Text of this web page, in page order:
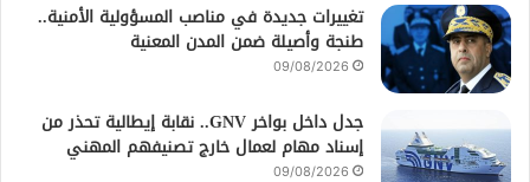
تغييرات جديدة في مناصب المسؤولية الأمنية..
طنجة وأصيلة ضمن المدن المعنية
09/08/2026
جدل داخل بواخر GNV.. نقابة إيطالية تحذر من
إسناد مهام لعمال خارج تصنيفهم المهني
09/08/2026